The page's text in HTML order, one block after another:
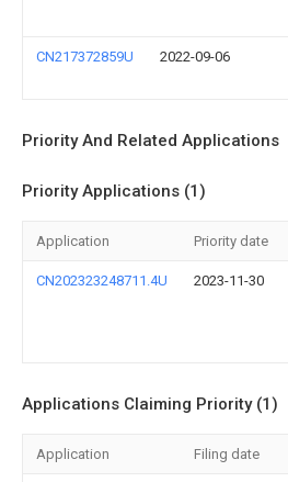
CN217372859U 2022-09-06
Priority And Related Applications
Priority Applications (1)
Application Priority date
CN202323248711.4U 2023-11-30
Applications Claiming Priority (1)
Application Filing date